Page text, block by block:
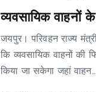
व्यवसायिक
जयपुर। परिवहन राज्य
कि व्यवसायिक वाहनों
किया जा सकेगा जहां